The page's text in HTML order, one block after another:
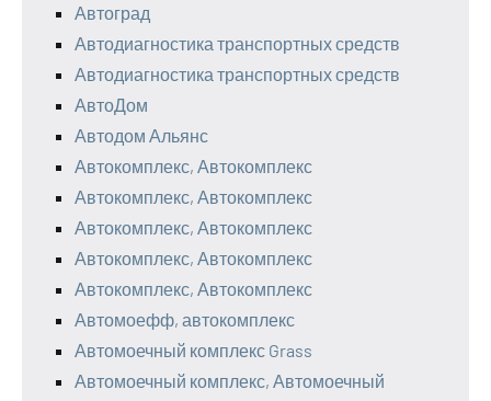
Автоград
Автодиагностика транспортных средств
Автодиагностика транспортных средств
АвтоДом
Автодом Альянс
Автокомплекс, Автокомплекс
Автокомплекс, Автокомплекс
Автокомплекс, Автокомплекс
Автокомплекс, Автокомплекс
Автокомплекс, Автокомплекс
Автомоефф, автокомплекс
Автомоечный комплекс Grass
Автомоечный комплекс, Автомоечный